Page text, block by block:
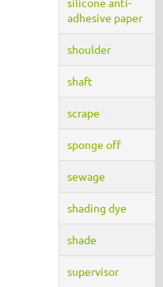
adhesive paper
shoulder
shaft
scrape
sponge off
sewage
shading dye
shade
supervisor